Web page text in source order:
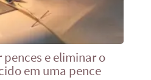
e eliminar o
em uma pence